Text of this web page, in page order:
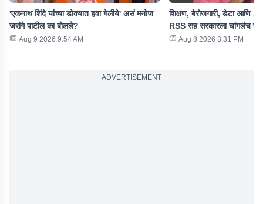
'एकनाथ शिंदे यांच्या डोक्यात हवा गेलीये' असं मनोज
जरांगे पाटील का बोलले?
Aug 9 2026 9:54 AM
शिक्षण, बेरोजगारी, डेटा आणि
RSS सह सरकारला चांगलंच
Aug 8 2026 8:31 PM
ADVERTISEMENT